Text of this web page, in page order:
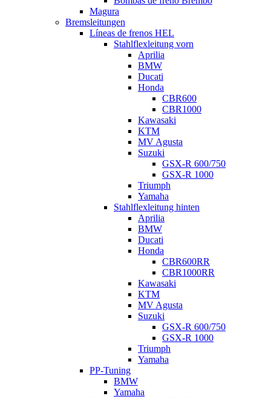
Magura
Bremsleitungen
Líneas de frenos HEL
Stahlflexleitung vorn
Aprilia
BMW
Ducati
Honda
CBR600
CBR1000
Kawasaki
KTM
MV Agusta
Suzuki
GSX-R 600/750
GSX-R 1000
Triumph
Yamaha
Stahlflexleitung hinten
Aprilia
BMW
Ducati
Honda
CBR600RR
CBR1000RR
Kawasaki
KTM
MV Agusta
Suzuki
GSX-R 600/750
GSX-R 1000
Triumph
Yamaha
PP-Tuning
BMW
Yamaha